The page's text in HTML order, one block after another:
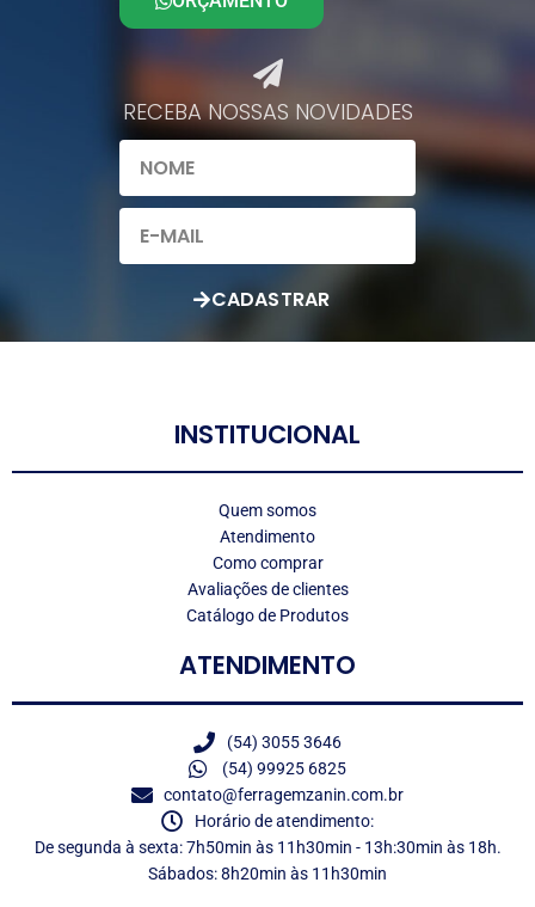
RECEBA NOSSAS NOVIDADES​
CADASTRAR
INSTITUCIONAL
Quem somos
Atendimento
Como comprar
Avaliações de clientes
Catálogo de Produtos
ATENDIMENTO
(54) 3055 3646
(54) 99925 6825
contato@ferragemzanin.com.br
Horário de atendimento:
De segunda à sexta: 7h50min às 11h30min - 13h:30min às 18h.
Sábados: 8h20min às 11h30min